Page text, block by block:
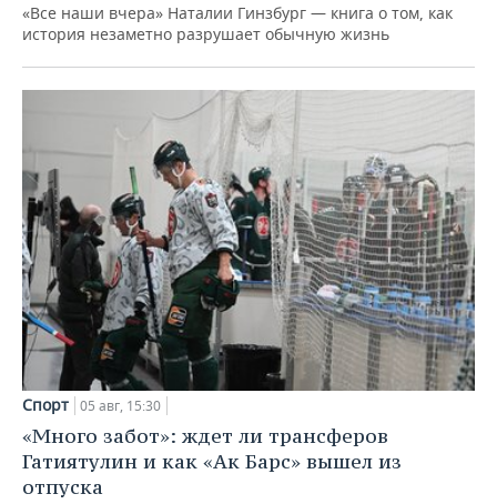
«Все наши вчера» Наталии Гинзбург — книга о том, как
история незаметно разрушает обычную жизнь
Спорт 05 авг, 15:30
«Много забот»: ждет ли трансферов
Гатиятулин и как «Ак Барс» вышел из
отпуска